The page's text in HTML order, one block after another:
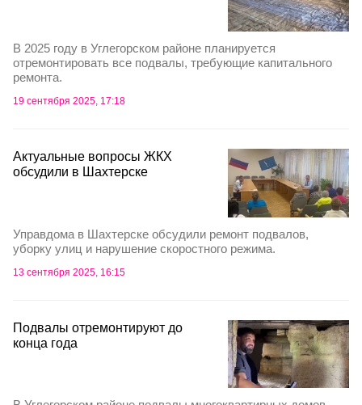
В 2025 году в Углегорском районе планируется
отремонтировать все подвалы, требующие капитального
ремонта.
19 сентября 2025, 17:18
Актуальные вопросы ЖКХ
обсудили в Шахтерске
Управдома в Шахтерске обсудили ремонт подвалов,
уборку улиц и нарушение скоростного режима.
13 сентября 2025, 16:15
Подвалы отремонтируют до
конца года